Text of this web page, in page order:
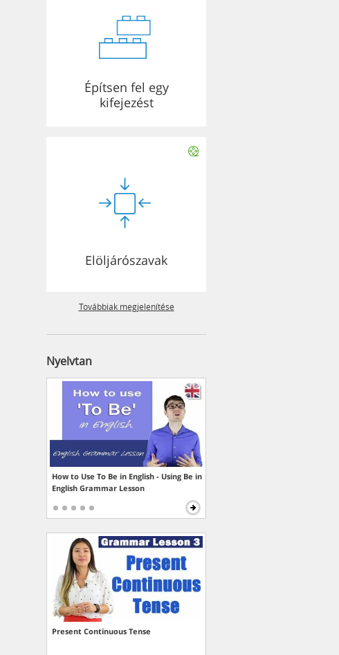
Építsen fel egy
kifejezést
Elöljárószavak
Továbbiak megjelenítése
Nyelvtan
How to Use To Be in English - Using Be in
English Grammar Lesson
Present Continuous Tense